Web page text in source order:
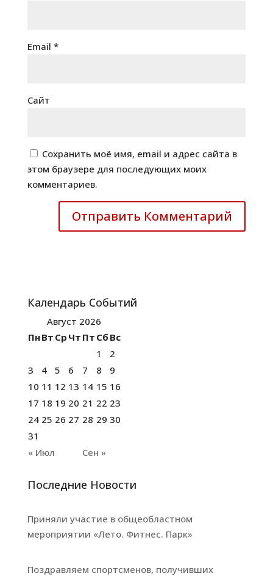
Email *
Сайт
Сохранить моё имя, email и адрес сайта в
этом браузере для последующих моих
комментариев.
Календарь Событий
Август 2026
ПнВт Ср Чт Пт Сб Вс
« Июл Сен »
1
2
3
4 5 6 7 8
9
10 11 12 13 14 15 16
17 18 19 20 21 22 23
24 25 26 27 28 29 30
31
Последние Новости
Приняли участие в общеобластном
мероприятии «Лето. Фитнес. Парк»
Поздравляем спортсменов, получивших